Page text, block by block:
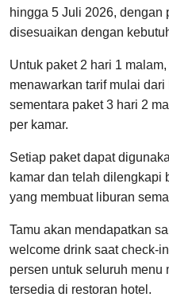
hingga 5 Juli 2026, dengan
disesuaikan dengan
Untuk paket 2 hari 1
menawarkan tarif mulai
sementara paket 3 hari 2
per kamar.
Setiap paket dapat
kamar dan telah dilengkapi
yang membuat liburan
Tamu akan mendapatkan
welcome drink saat check-
persen untuk seluruh menu
tersedia di restoran hotel.